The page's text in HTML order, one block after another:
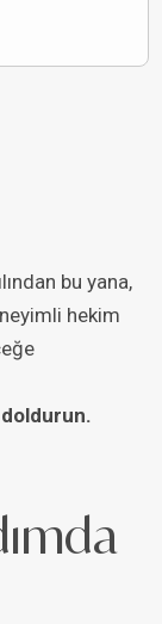
bu yana,
hekim